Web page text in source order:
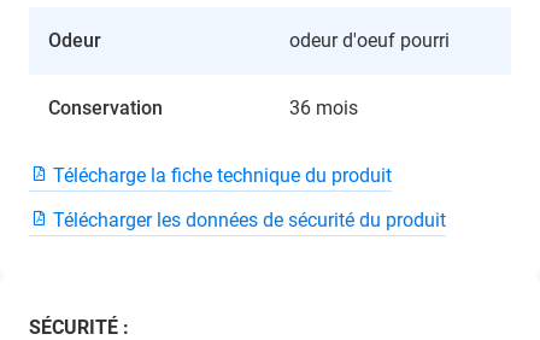
Odeur odeur d'oeuf pourri
Conservation 36 mois
Télécharge la fiche technique du produit
Télécharger les données de sécurité du produit
SÉCURITÉ :